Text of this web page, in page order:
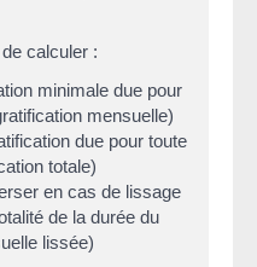
calculer :
minimale due pour
mensuelle)
due pour toute
totale)
en cas de lissage
de la durée du
lissée)